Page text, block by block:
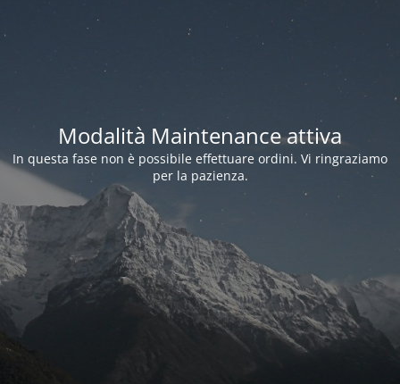
Modalità Maintenance attiva
In questa fase non è possibile effettuare ordini. Vi ringraziamo
per la pazienza.